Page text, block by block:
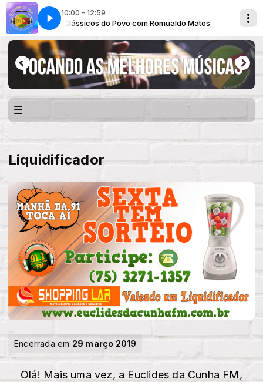
10:00 - 12:59
Clássicos do Povo com Romualdo Matos
Liquidificador
Encerrada em 29 março 2019
Olá! Mais uma vez, a Euclides da Cunha FM,